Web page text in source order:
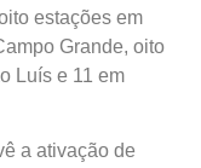
estações em
Grande, oito
Luís e 11 em
a ativação de